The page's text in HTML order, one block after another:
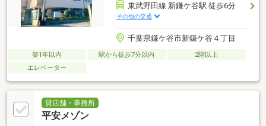
東武野田線 新鎌ケ谷駅 徒歩6分
その他の交通
千葉県鎌ケ谷市新鎌ケ谷４丁目
築1年以内 駅から徒歩7分以内
2階以上
エレベーター
貸店舗・事務所
平安メゾン